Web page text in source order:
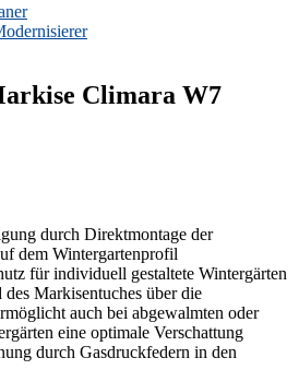
Climara W7
durch Direktmontage der
dem Wintergartenprofil
für individuell gestaltete Wintergärten
Markisentuches über die
auch bei abgewalmten oder
eine optimale Verschattung
durch Gasdruckfedern in den